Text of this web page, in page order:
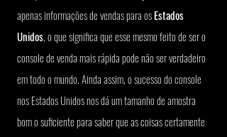
apenas informações de vendas para os Estados
Unidos, o que significa que esse mesmo feito de ser o
console de venda mais rápida pode não ser verdadeiro
em todo o mundo. Ainda assim, o sucesso do console
nos Estados Unidos nos dá um tamanho de amostra
bom o suficiente para saber que as coisas certamente